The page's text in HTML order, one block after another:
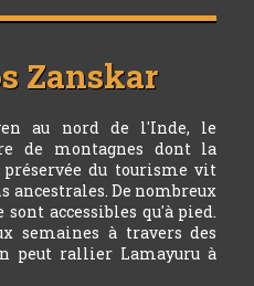
Zanskar
au nord de l'Inde, le
de montagnes dont la
du tourisme vit
ancestrales. De nombreux
accessibles qu'à pied.
semaines à travers des
peut rallier Lamayuru à